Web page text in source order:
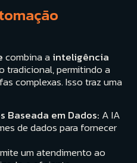
combina a inteligência
tradicional, permitindo a
complexas. Isso traz uma
Baseada em Dados: A IA
de dados para fornecer
um atendimento ao